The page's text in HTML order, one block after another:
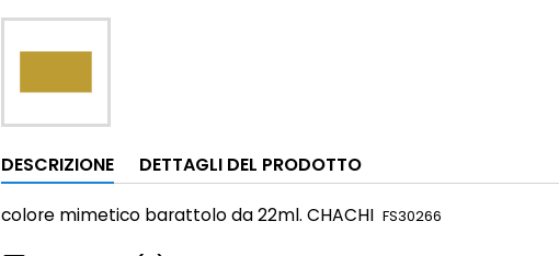
DESCRIZIONE DETTAGLI DEL PRODOTTO
colore mimetico barattolo da 22ml. CHACHI FS30266